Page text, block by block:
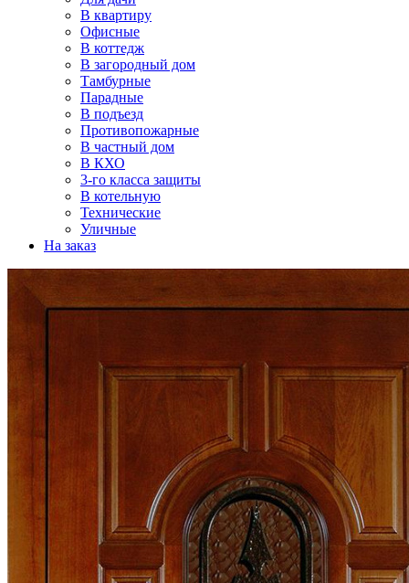
В квартиру
Офисные
В коттедж
В загородный дом
Тамбурные
Парадные
В подъезд
Противопожарные
В частный дом
В КХО
3-го класса защиты
В котельную
Технические
Уличные
На заказ